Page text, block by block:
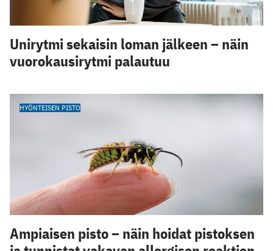
Unirytmi sekaisin loman jälkeen – näin
vuorokausirytmi palautuu
HYÖNTEISEN PISTO
Ampiaisen pisto – näin hoidat pistoksen